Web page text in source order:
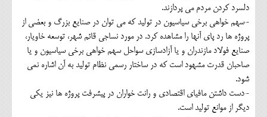
دلسرد کردن مردم می پردازند.
-سهم خواهی برخی سیاسیون در تولید که می توان در صنایع بزرگ و بعضی از
پروژه ها رد پای آنها را مشاهده کرد. در مورد نساجی قائم شهر، توسعه خاویار،
صنایع فولاد مازندران و یا آزادسازی سواحل سهم خواهی برخی سیاسیون و یا
صاحبان قدرت مشهود است که در ساختار رسمی نظام تولید به آن اشاره نمی
شود.
-دست داشتن مافیای اقتصادی و رانت خواران در پیشرفت پروژه ها نیز یکی
دیگر از موانع تولید است.